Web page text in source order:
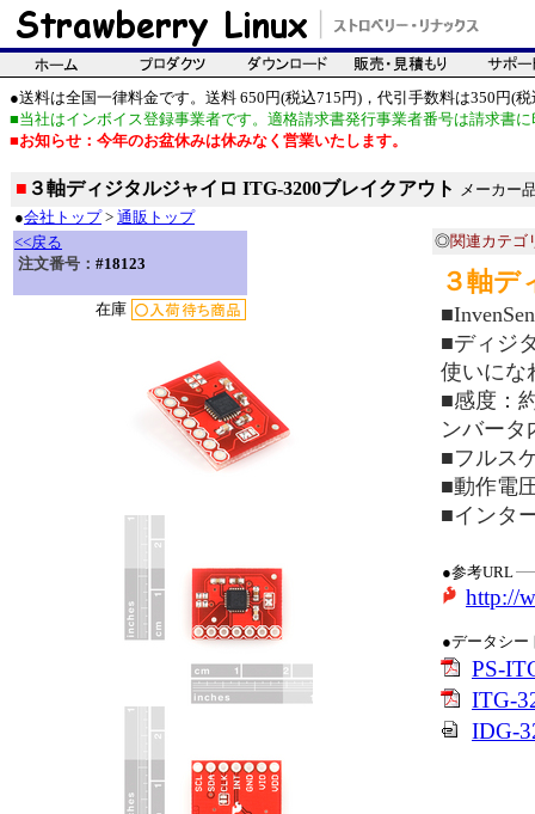
●送料は全国一律料金です。送料 650円(税込715円)，代引手数料は350円(税
■当社はインボイス登録事業者です。適格請求書発行事業者番号は請求書
■お知らせ：今年のお盆休みは休みなく営業いたします。
■ ３軸ディジタルジャイロ ITG-3200ブレイクアウト メーカー
●会社トップ> 通販トップ
<<戻る
注文番号： #18123
在庫
◎関連カテゴ
３軸デ
■ディジ
使いにな
■感度：
ンバータ
■フルス
■動作電
■インタ
●参考URL
http://
●データシー
PS-
ITG-
IDG-